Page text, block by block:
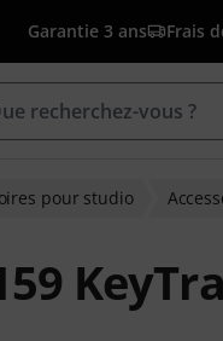
Garantie 3 ans Frais
pour studio